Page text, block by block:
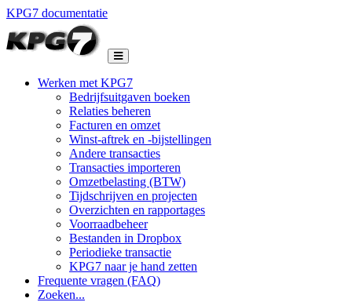
KPG7 documentatie
Werken met KPG7
Bedrijfsuitgaven boeken
Relaties beheren
Facturen en omzet
Winst-aftrek en -bijstellingen
Andere transacties
Transacties importeren
Omzetbelasting (BTW)
Tijdschrijven en projecten
Overzichten en rapportages
Voorraadbeheer
Bestanden in Dropbox
Periodieke transactie
KPG7 naar je hand zetten
Frequente vragen (FAQ)
Zoeken...